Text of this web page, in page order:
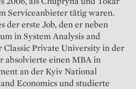
Serviceanbieter tätig waren.
der erste Job, den er neben
in System Analysis and
Classic Private University in der
absolvierte einen MBA in
an der Kyiv National
Economics und studierte